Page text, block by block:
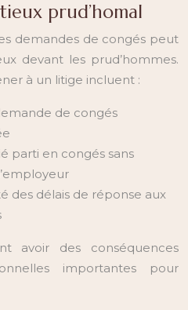
prud’homal
demandes de congés peut
devant les prud’hommes.
à un litige incluent :
de congés
parti en congés sans
des délais de réponse aux
avoir des conséquences
importantes pour